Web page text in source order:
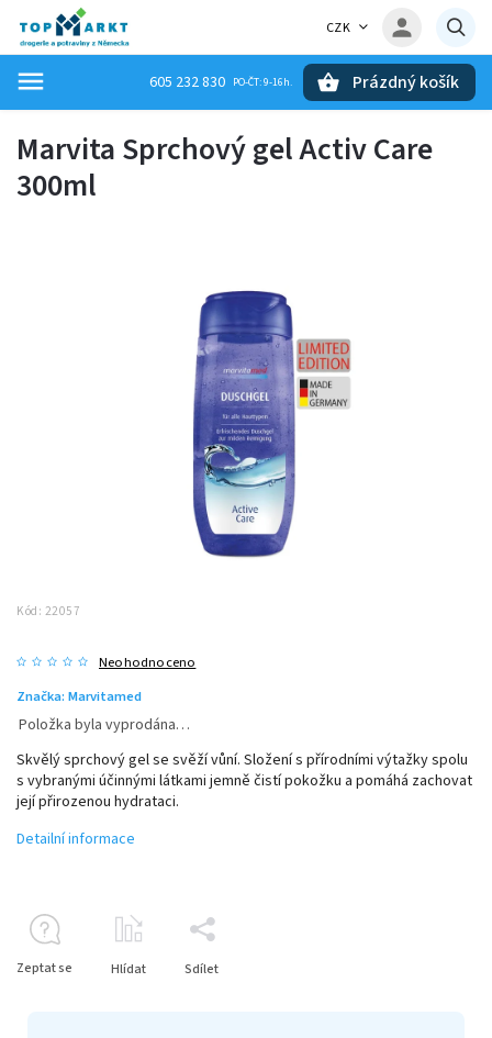
CZK
605 232 830 Prázdný košík
Marvita Sprchový gel Activ Care
300ml
Kód: 22057
Neohodnoceno
Značka: Marvitamed
Položka byla vyprodána…
Skvělý sprchový gel se svěží vůní. Složení s přírodními výtažky spolu
s vybranými účinnými látkami jemně čistí pokožku a pomáhá zachovat
její přirozenou hydrataci.
Detailní informace
Zeptat se Hlídat Sdílet